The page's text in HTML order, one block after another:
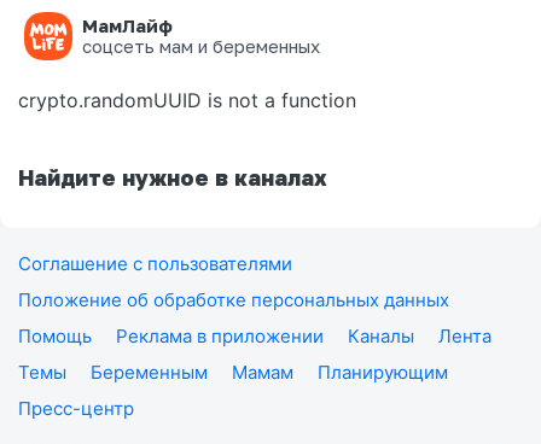
МамЛайф
соцсеть мам и беременных
Ошибка на странице
crypto.randomUUID is not a function
Найдите нужное в каналах
Соглашение с пользователями
Положение об обработке персональных данных
Помощь
Реклама в приложении Каналы
Лента
Темы
Беременным Мамам
Планирующим
Пресс-центр